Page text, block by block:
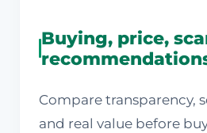
Buying, price,
Compare transparency,
and real value before